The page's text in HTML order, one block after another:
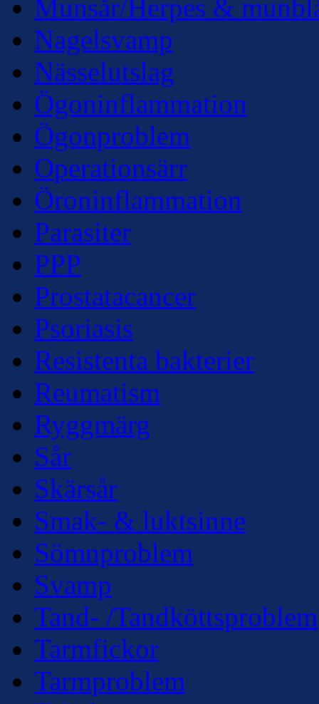
Munsår/Herpes &
Nagelsvamp
Nässelutslag
Ögoninflammation
Ögonproblem
Operationsärr
Öroninflammation
Parasiter
PPP
Prostatacancer
Psoriasis
Resistenta bakterier
Reumatism
Ryggmärg
Sår
Skärsår
Smak- & luktsinne
Sömnproblem
Svamp
Tand- /Tandköttsproblem
Tarmfickor
Tarmproblem